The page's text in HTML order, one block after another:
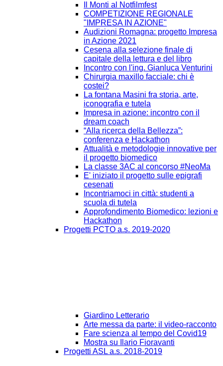
Il Monti al Notfilmfest
COMPETIZIONE REGIONALE
"IMPRESA IN AZIONE"
Audizioni Romagna: progetto Impresa
in Azione 2021
Cesena alla selezione finale di
capitale della lettura e del libro
Incontro con l'ing. Gianluca Venturini
Chirurgia maxillo facciale: chi è
costei?
La fontana Masini fra storia, arte,
iconografia e tutela
Impresa in azione: incontro con il
dream coach
“Alla ricerca della Bellezza”:
conferenza e Hackathon
Attualità e metodologie innovative per
il progetto biomedico
La classe 3AC al concorso #NeoMa
E' iniziato il progetto sulle epigrafi
cesenati
Incontriamoci in città: studenti a
scuola di tutela
Approfondimento Biomedico: lezioni e
Hackathon
Progetti PCTO a.s. 2019-2020
Giardino Letterario
Arte messa da parte: il video-racconto
Fare scienza al tempo del Covid19
Mostra su Ilario Fioravanti
Progetti ASL a.s. 2018-2019